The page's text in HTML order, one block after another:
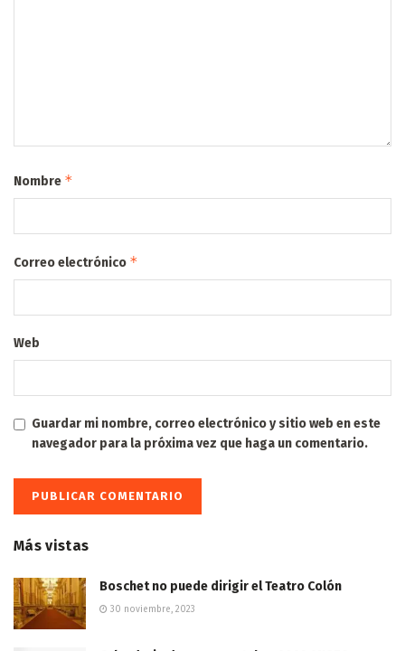
Nombre *
Correo electrónico *
Web
Guardar mi nombre, correo electrónico y sitio web en este
navegador para la próxima vez que haga un comentario.
Más vistas
Boschet no puede dirigir el Teatro Colón
30 noviembre, 2023